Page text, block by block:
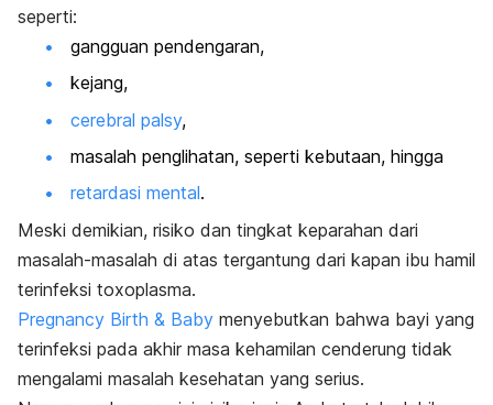
seperti:
gangguan pendengaran,
kejang,
cerebral palsy,
masalah penglihatan, seperti kebutaan, hingga
retardasi mental.
Meski demikian, risiko dan tingkat keparahan dari
masalah-masalah di atas tergantung dari kapan ibu hamil
terinfeksi toxoplasma.
Pregnancy Birth & Baby menyebutkan bahwa bayi yang
terinfeksi pada akhir masa kehamilan cenderung tidak
mengalami masalah kesehatan yang serius.